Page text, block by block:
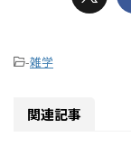
-雑学
関連記事